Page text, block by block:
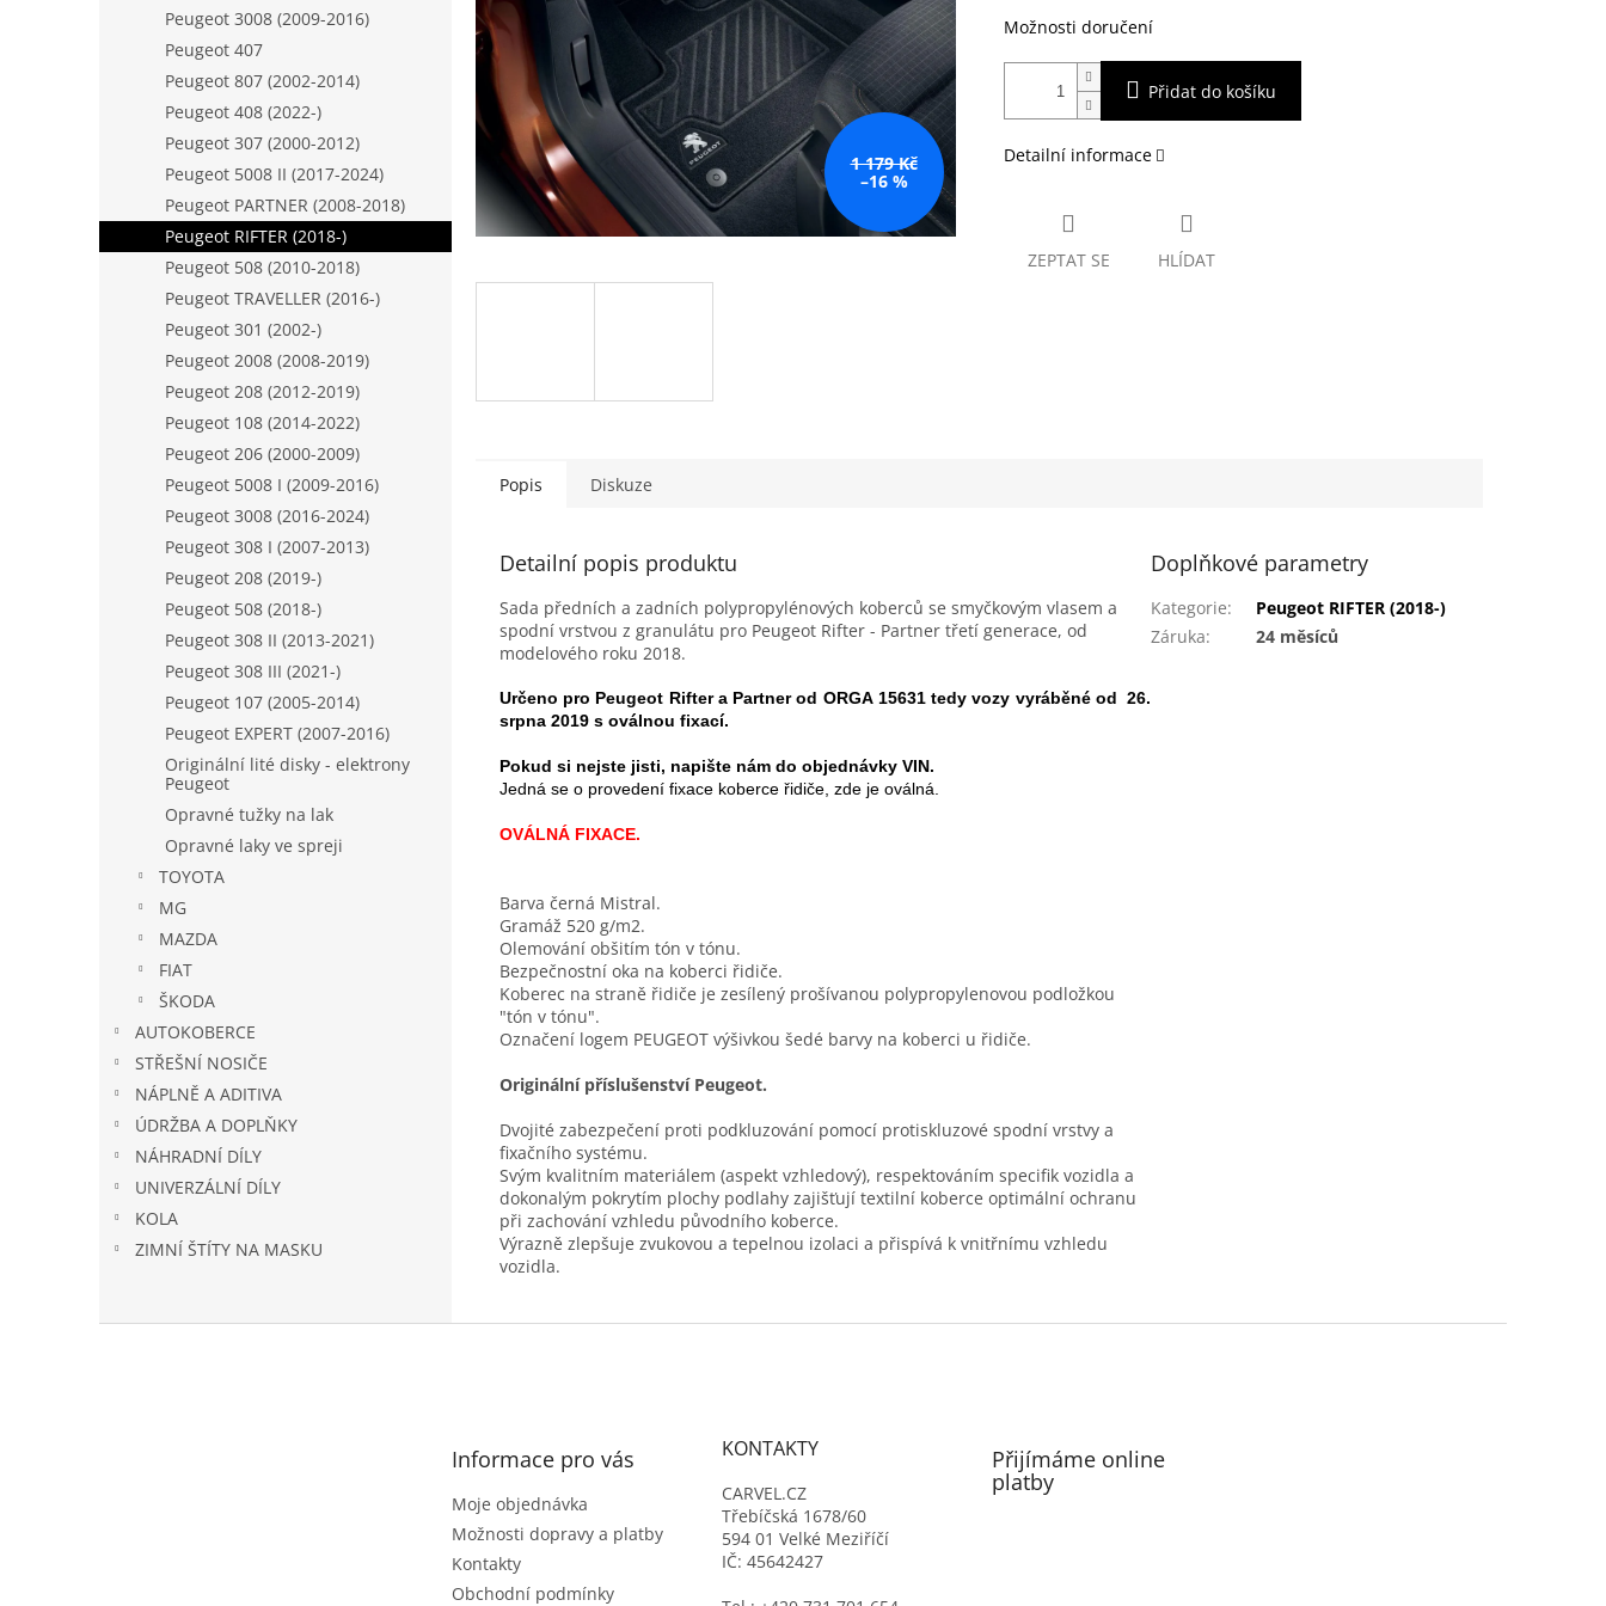
Peugeot 3008 (2009-2016)
Peugeot 407
Peugeot 807 (2002-2014)
Peugeot 408 (2022-)
Peugeot 307 (2000-2012)
Peugeot 5008 II (2017-2024)
Peugeot PARTNER (2008-2018)
Peugeot RIFTER (2018-)
Peugeot 508 (2010-2018)
Peugeot TRAVELLER (2016-)
Peugeot 301 (2002-)
Peugeot 2008 (2008-2019)
Peugeot 208 (2012-2019)
Peugeot 108 (2014-2022)
Peugeot 206 (2000-2009)
Peugeot 5008 I (2009-2016)
Peugeot 3008 (2016-2024)
Peugeot 308 I (2007-2013)
Peugeot 208 (2019-)
Peugeot 508 (2018-)
Peugeot 308 II (2013-2021)
Peugeot 308 III (2021-)
Peugeot 107 (2005-2014)
Peugeot EXPERT (2007-2016)
Originální lité disky - elektrony
Peugeot
Opravné tužky na lak
Opravné laky ve spreji
TOYOTA
MG
MAZDA
FIAT
ŠKODA
AUTOKOBERCE
STŘEŠNÍ NOSIČE
NÁPLNĚ A ADITIVA
ÚDRŽBA A DOPLŇKY
NÁHRADNÍ DÍLY
UNIVERZÁLNÍ DÍLY
KOLA
ZIMNÍ ŠTÍTY NA MASKU
1 179 Kč
–16 %
Možnosti doručení
Přidat do košíku
Detailní informace
ZEPTAT SE HLÍDAT
Popis Diskuze
Detailní popis produktu
Sada předních a zadních polypropylénových koberců se smyčkovým vlasem a
spodní vrstvou z granulátu pro Peugeot Rifter - Partner třetí generace, od
modelového roku 2018.
Určeno pro Peugeot Rifter a Partnerod ORGA 15631 tedy vozy vyráběné od 26.
srpna 2019 s oválnou fixací.
Pokud si nejste jisti, napište nám do objednávky VIN.
Jedná se o provedení fixace koberce řidiče, zde je oválná.
OVÁLNÁ FIXACE.
Barva černá Mistral.
Gramáž 520 g/m2.
Olemování obšitím tón v tónu.
Bezpečnostní oka na koberci řidiče.
Koberec na straně řidiče je zesílený prošívanou polypropylenovou podložkou
"tón v tónu".
Označení logem PEUGEOT výšivkou šedé barvy na koberci u řidiče.
Originální příslušenství Peugeot.
Dvojité zabezpečení proti podkluzování pomocí protiskluzové spodní vrstvy a
fixačního systému.
Svým kvalitním materiálem (aspekt vzhledový), respektováním specifik vozidla a
dokonalým pokrytím plochy podlahy zajišťují textilní koberce optimální ochranu
při zachování vzhledu původního koberce.
Výrazně zlepšuje zvukovou a tepelnou izolaci a přispívá k vnitřnímu vzhledu
vozidla.
Doplňkové parametry
Kategorie:
Peugeot RIFTER (2018-)
Záruka: 24 měsíců
Informace pro vás
Moje objednávka
Možnosti dopravy a platby
Kontakty
Obchodní podmínky
KONTAKTY
CARVEL.CZ
Třebíčská 1678/60
594 01 Velké Meziříčí
IČ: 45642427
Přijímáme online
platby